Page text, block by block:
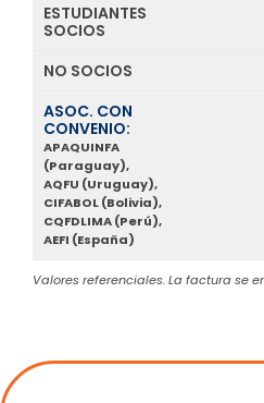
ESTUDIANTES
SOCIOS
NO SOCIOS
ASOC. CON
CONVENIO:
APAQUINFA
(Paraguay),
AQFU (Uruguay),
CIFABOL (Bolivia),
CQFDLIMA (Perú),
AEFI (España)
Valores referenciales. La factura se